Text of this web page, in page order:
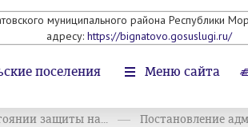
муниципального района Республики
адресу: https://bignatovo.gosuslugi.ru/
поселения Меню сайта
защиты на... Постановление